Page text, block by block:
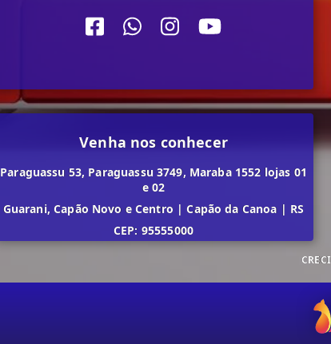
Venha nos conhecer
Paraguassu 53, Paraguassu 3749, Maraba 1552 lojas 01
e 02
Guarani, Capão Novo e Centro | Capão da Canoa | RS
CEP: 95555000
CRECI